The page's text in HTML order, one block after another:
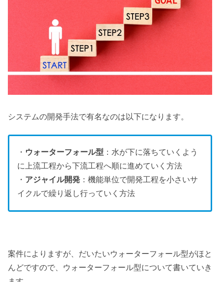
システムの開発手法で有名なのは以下になります。
・ ウォーターフォール型 ：水が下に落ちていくよう
に上流工程から下流工程へ順に進めていく方法
・ アジャイル開発 ：機能単位で開発工程を小さいサ
イクルで繰り返し行っていく方法
案件によりますが、だいたいウォーターフォール型がほと
んどですので、ウォーターフォール型について書いていき